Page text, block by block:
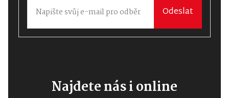
Odeslat
Najdete nás i online